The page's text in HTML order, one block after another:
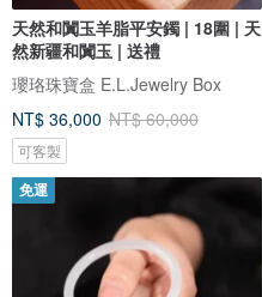
天然和闐玉羊脂平安鐲 | 18圍 | 天
然新疆和闐玉 | 送禮
瓔珞珠寶盒 E.L.Jewelry Box
NT$ 36,000 NT$ 60,000
可客製
免運